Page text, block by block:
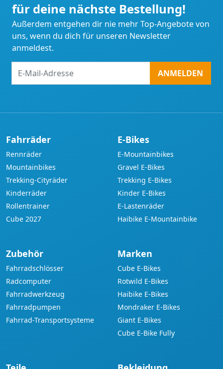
für deine nächste Bestellung!
Außerdem entgehen dir nie mehr Top-Angebote von
uns, wenn du dich für unseren Newsletter
anmeldest.
Mail-
ANMELDEN
Fahrräder
Rennräder
Mountainbikes
Trekking-Cityräder
Kinderräder
Rollentrainer
Cube 2027
E-Bikes
E-Mountainbikes
Gravel E-Bikes
Trekking E-Bikes
Kinder E-Bikes
E-Lastenräder
Haibike E-Mountainbike
Zubehör
Fahrradschlösser
Radcomputer
Fahrradwerkzeug
Fahrradpumpen
Fahrrad-Transportsysteme
Marken
Cube E-Bikes
Rotwild E-Bikes
Haibike E-Bikes
Mondraker E-Bikes
Giant E-Bikes
Cube E-Bike Fully